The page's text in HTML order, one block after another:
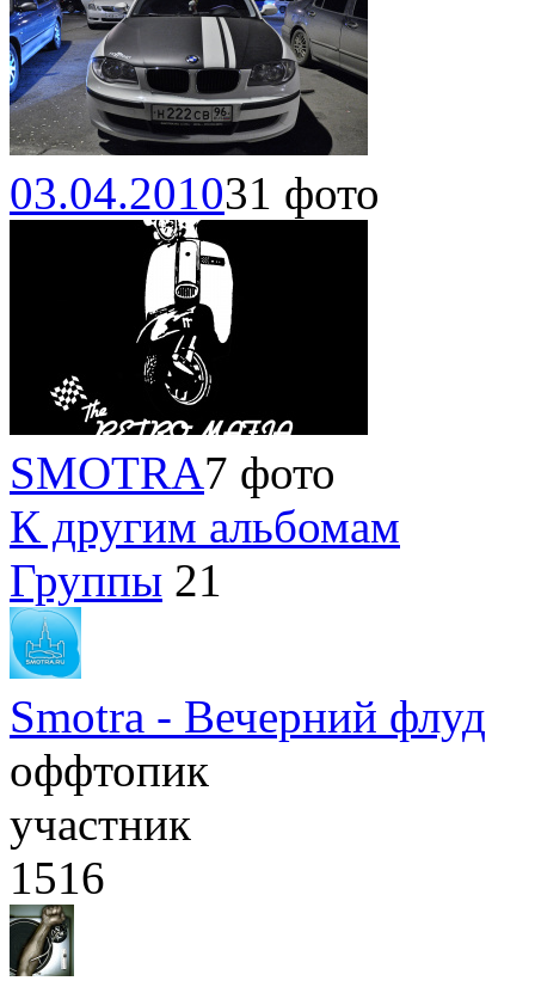
03.04.201031 фото
SMOTRA7 фото
К другим альбомам
Группы 21
Smotra - Вечерний флуд
оффтопик
участник
1516